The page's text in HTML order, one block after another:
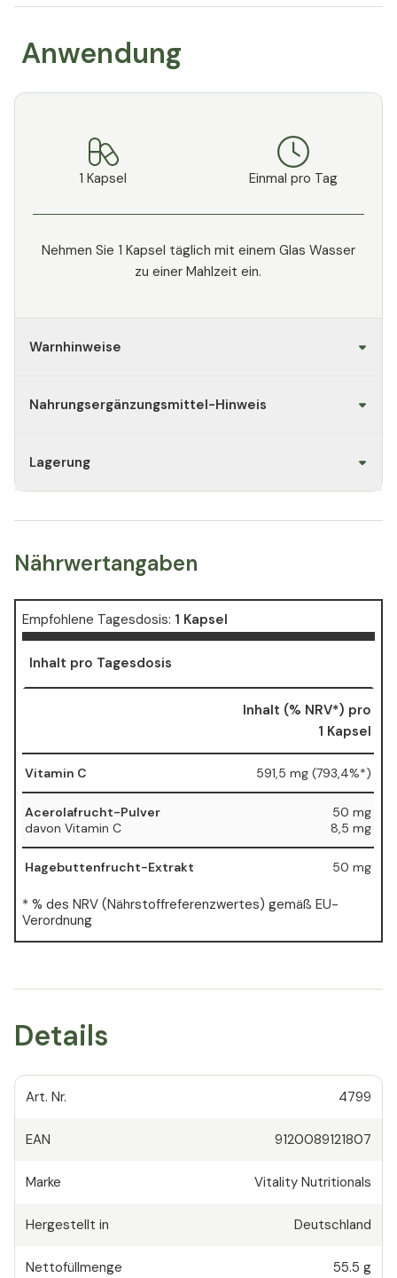
Anwendung
1 Kapsel Einmal pro Tag
Nehmen Sie 1 Kapsel täglich mit einem Glas Wasser
zu einer Mahlzeit ein.
Warnhinweise
Nahrungsergänzungsmittel-Hinweis
Lagerung
Nährwertangaben
Empfohlene Tagesdosis: 1 Kapsel
Inhalt pro Tagesdosis
Inhalt (% NRV*) pro
1 Kapsel
Vitamin C 591,5 mg (793,4%*)
Acerolafrucht-Pulver
davon Vitamin C
50 mg
8,5 mg
Hagebuttenfrucht-Extrakt 50 mg
* % des NRV (Nährstoffreferenzwertes) gemäß EU-
Verordnung
Details
Art. Nr. 4799
EAN 9120089121807
Marke Vitality Nutritionals
Hergestellt in Deutschland
Nettofüllmenge 55.5 g